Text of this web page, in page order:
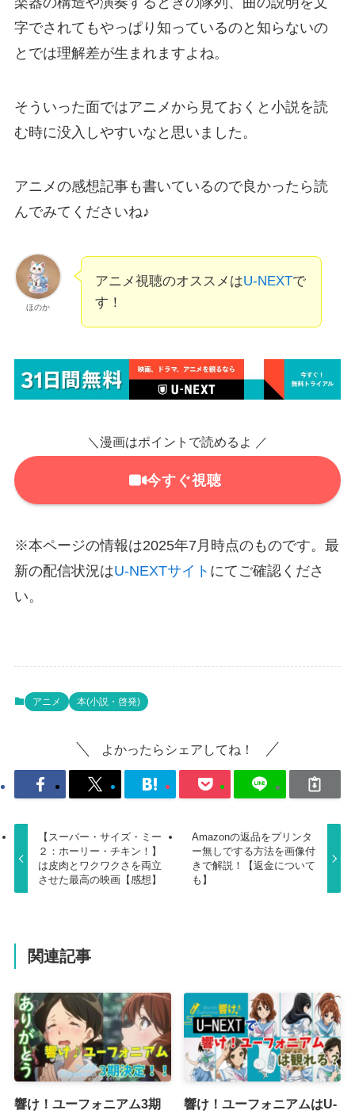
字でされてもやっぱり知っているのと知らないの
とでは理解差が生まれますよね。
そういった面ではアニメから見ておくと小説を読
む時に没入しやすいなと思いました。
アニメの感想記事も書いているので良かったら読
んでみてくださいね♪
ほのか
アニメ視聴のオススメはU-NEXTで
す！
＼漫画はポイントで読めるよ ／
今すぐ視聴
※本ページの情報は2025年7月時点のものです。最
新の配信状況はU-NEXTサイト にてご確認くださ
い。
アニメ 本(小説・啓発)
よかったらシェアしてね！
【スーパー・サイズ・ミー
２：ホーリー・チキン！】
は皮肉とワクワクさを両立
させた最高の映画【感想】
Amazonの返品をプリンタ
ー無しでする方法を画像付
きで解説！【返金について
も】
関連記事
響け！ユーフォニアム3期
響け！ユーフォニアムはU-